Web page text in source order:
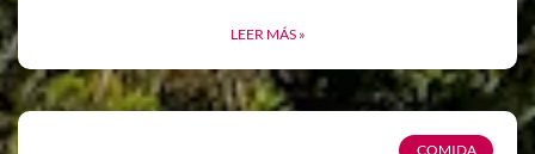
LEER MÁS »
COMIDA